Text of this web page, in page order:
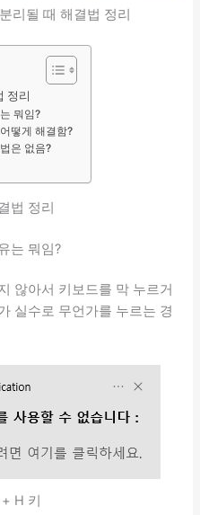
리될 때 해결법 정리
정리
뭐임?
떻게 해결함?
은 없음?
법 정리
는 뭐임?
않아서 키보드를 막 누르거
실수로 무언가를 누르는 경
H 키